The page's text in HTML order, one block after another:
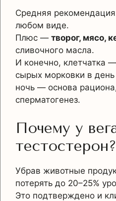
Средняя
любом виде.
Плюс — творог, мясо,
сливочного масла.
И конечно, клетчатка
сырых морковки в
ночь — основа
сперматогенез.
Почему у
тестостерон?
Убрав животные
потерять до 20–25%
Это подтверждено и